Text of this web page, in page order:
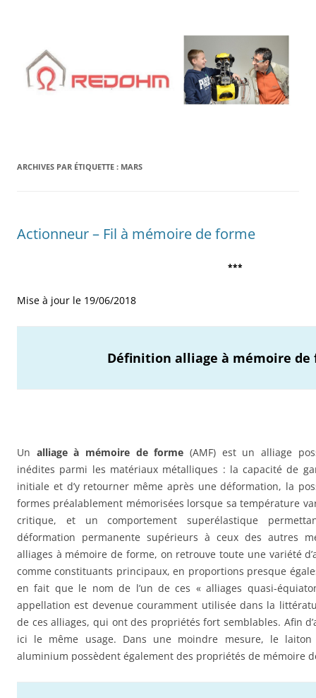
ARCHIVES PAR ÉTIQUETTE : MARS
Actionneur – Fil à mémoire de forme
***
Mise à jour le 19/06/2018
Définition alliage à mémoire
Un alliage à mémoire de forme (AMF) est un alliage
inédites parmi les matériaux métalliques : la capacité de
initiale et d’y retourner même après une déformation, la
formes préalablement mémorisées lorsque sa température
critique, et un comportement superélastique
déformation permanente supérieurs à ceux des autres
alliages à mémoire de forme, on retrouve toute une variété
comme constituants principaux, en proportions presque
en fait que le nom de l’un de ces « alliages quasi-
appellation est devenue couramment utilisée dans la
de ces alliages, qui ont des propriétés fort semblables. Afin
ici le même usage. Dans une moindre mesure, le
aluminium possèdent également des propriétés de mémoire